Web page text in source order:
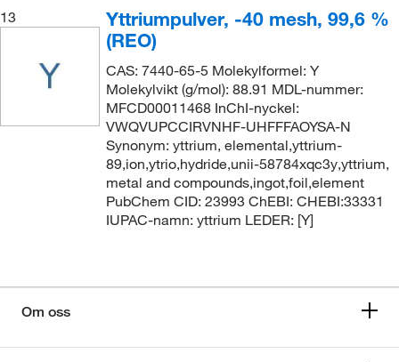
13
Yttriumpulver, -40 mesh, 99,6 %
(REO)
CAS: 7440-65-5 Molekylformel: Y
Molekylvikt (g/mol): 88.91 MDL-nummer:
MFCD00011468 InChI-nyckel:
VWQVUPCCIRVNHF-UHFFFAOYSA-N
Synonym: yttrium, elemental,yttrium-
89,ion,ytrio,hydride,unii-58784xqc3y,yttrium,
metal and compounds,ingot,foil,element
PubChem CID: 23993 ChEBI: CHEBI:33331
IUPAC-namn: yttrium LEDER: [Y]
Om oss